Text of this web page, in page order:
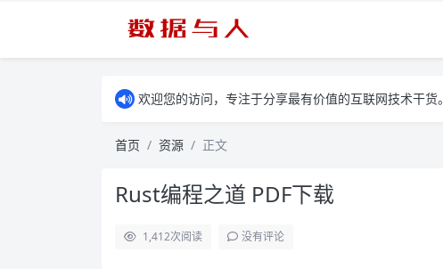
欢迎您的访问，专注于分享最有价值的互联网技术干货。
首页 资源 正文
Rust编程之道 PDF下载
1,412次阅读 没有评论